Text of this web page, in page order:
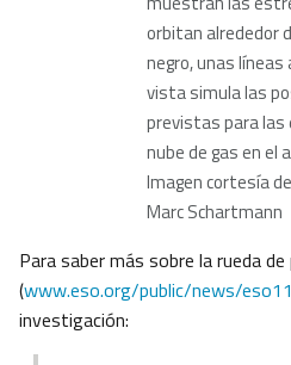
orbitan alrededor
negro, unas
vista simula las
previstas para las
nube de gas en el
Imagen cortesía
Marc Schartmann
Para saber más sobre la rueda
(www.eso.org/public/news/
investigación: